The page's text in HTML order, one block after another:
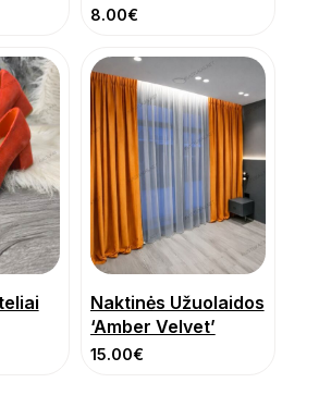
8.00€
Naktinės Užuolaidos
‘Amber Velvet’
15.00€